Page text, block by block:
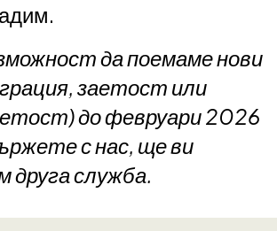
да поемаме нови
заетост или
до февруари 2026
с нас, ще ви
друга служба.